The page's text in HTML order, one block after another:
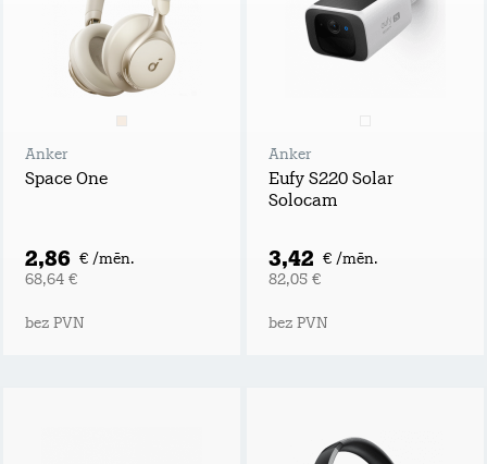
Anker
Space One
2,86 € /mēn.
68,64 €
bez PVN
Anker
Eufy S220 Solar
Solocam
3,42 € /mēn.
82,05 €
bez PVN